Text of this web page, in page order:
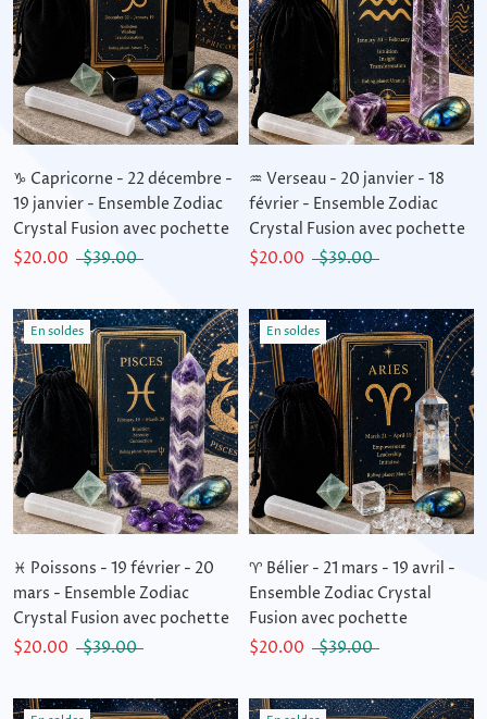
♑ Capricorne - 22 décembre -
19 janvier - Ensemble Zodiac
Crystal Fusion avec pochette
$20.00
$39.00
♒ Verseau - 20 janvier - 18
février - Ensemble Zodiac
Crystal Fusion avec pochette
$20.00
$39.00
En soldes
♓ Poissons - 19 février - 20
mars - Ensemble Zodiac
Crystal Fusion avec pochette
$20.00
$39.00
En soldes
♈ Bélier - 21 mars - 19 avril -
Ensemble Zodiac Crystal
Fusion avec pochette
$20.00
$39.00